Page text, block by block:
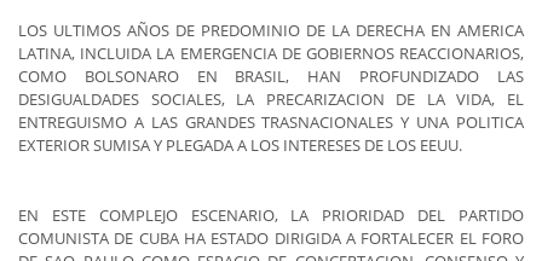
LOS ULTIMOS AÑOS DE PREDOMINIO DE LA DERECHA EN AMERICA
LATINA, INCLUIDA LA EMERGENCIA DE GOBIERNOS REACCIONARIOS,
COMO BOLSONARO EN BRASIL, HAN PROFUNDIZADO LAS
DESIGUALDADES SOCIALES, LA PRECARIZACION DE LA VIDA, EL
ENTREGUISMO A LAS GRANDES TRASNACIONALES Y UNA POLITICA
EXTERIOR SUMISA Y PLEGADA A LOS INTERESES DE LOS EEUU.
EN ESTE COMPLEJO ESCENARIO, LA PRIORIDAD DEL PARTIDO
COMUNISTA DE CUBA HA ESTADO DIRIGIDA A FORTALECER EL FORO